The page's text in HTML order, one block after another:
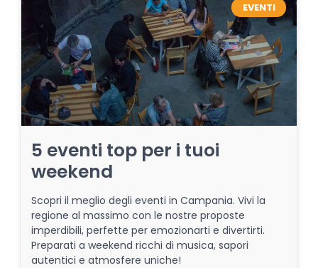
EVENTI
5 eventi top per i tuoi
weekend
Scopri il meglio degli eventi in Campania. Vivi la
regione al massimo con le nostre proposte
imperdibili, perfette per emozionarti e divertirti.
Preparati a weekend ricchi di musica, sapori
autentici e atmosfere uniche!